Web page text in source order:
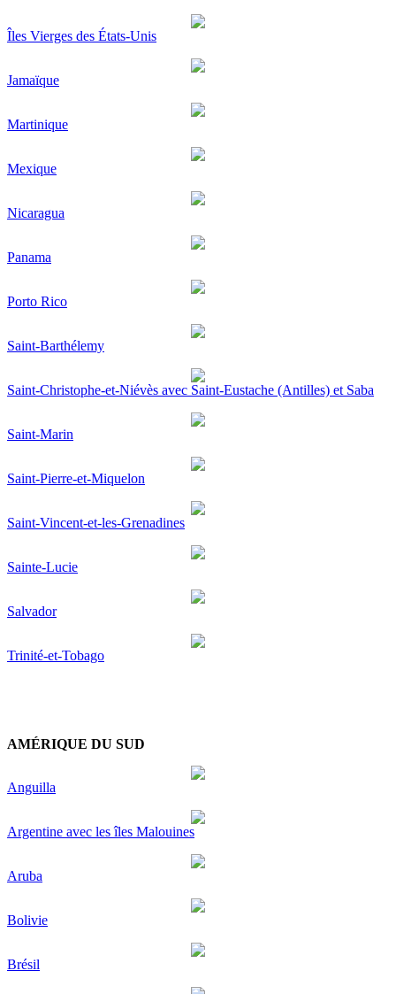
Îles Vierges des États-Unis
Jamaïque
Martinique
Mexique
Nicaragua
Panama
Porto Rico
Saint-Barthélemy
Saint-Christophe-et-Niévès avec Saint-Eustache (Antilles) et Saba
Saint-Marin
Saint-Pierre-et-Miquelon
Saint-Vincent-et-les-Grenadines
Sainte-Lucie
Salvador
Trinité-et-Tobago
AMÉRIQUE DU SUD
Anguilla
Argentine avec les îles Malouines
Aruba
Bolivie
Brésil